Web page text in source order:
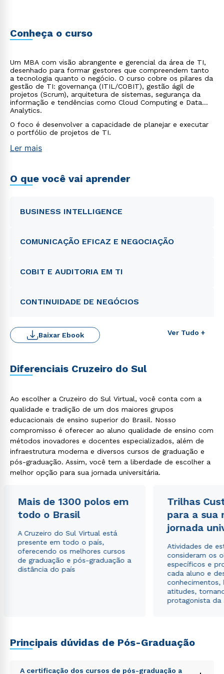
Conheça o curso
Um MBA com visão abrangente e gerencial da área de TI,
desenhado para formar gestores que compreendem tanto
a tecnologia quanto o negócio. O curso cobre os pilares da
gestão de TI: governança (ITIL/COBIT), gestão ágil de
projetos (Scrum), arquitetura de sistemas, segurança da
informação e tendências como Cloud Computing e Data
Analytics.
O foco é desenvolver a capacidade de planejar e executar
o portfólio de projetos de TI.
Ler mais
O que você vai aprender
BUSINESS INTELLIGENCE
COMUNICAÇÃO EFICAZ E NEGOCIAÇÃO
COBIT E AUDITORIA EM TI
CONTINUIDADE DE NEGÓCIOS
Ver Tudo +
Baixar Ebook
Diferenciais Cruzeiro do Sul
Ao escolher a Cruzeiro do Sul Virtual, você conta com a
qualidade e tradição de um dos maiores grupos
educacionais de ensino superior do Brasil. Nosso
compromisso é oferecer ao aluno qualidade de ensino com
métodos inovadores e docentes especializados, além de
infraestrutura moderna e diversos cursos de graduação e
pós-graduação. Assim, você tem a liberdade de escolher a
melhor opção para sua jornada universitária.
Mais de 1300 polos em
todo o Brasil
A Cruzeiro do Sul Virtual está
presente em todo o país,
oferecendo os melhores cursos
de graduação e pós-graduação a
distância do país
Trilhas
para a sua
jornada
Atividades de
consideram os
específicos e
cada aluno e
conhecimentos,
atitudes,
protagonista da
Principais dúvidas de Pós-Graduação
A certificação dos cursos de pós-graduação a
Rápido e fácil
WhatsApp
Política de Privacidade.e